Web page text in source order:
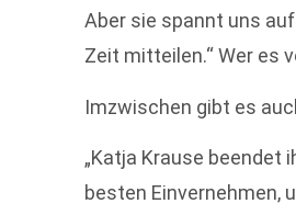
Aber sie spannt uns
Zeit mitteilen.“ Wer es
Imzwischen gibt es
„Katja Krause beendet
besten Einvernehmen,